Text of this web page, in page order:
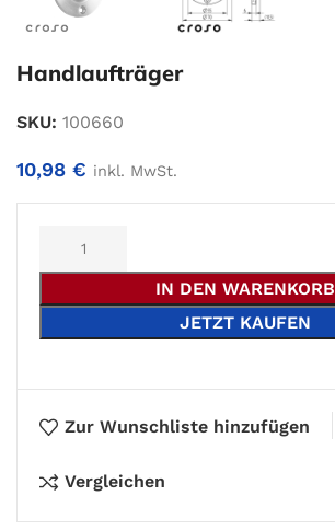
Handlaufträger
SKU: 100660
10,98 € inkl. MwSt.
IN DEN WARENKORB
JETZT KAUFEN
Alternative:
Zur Wunschliste hinzufügen
Vergleichen